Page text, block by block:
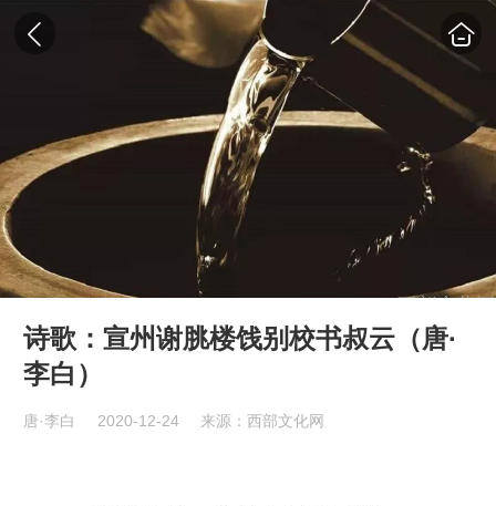
诗歌：宣州谢脁楼饯别校书叔云（唐·
李白）
唐·李白 2020-12-24 来源：西部文化网